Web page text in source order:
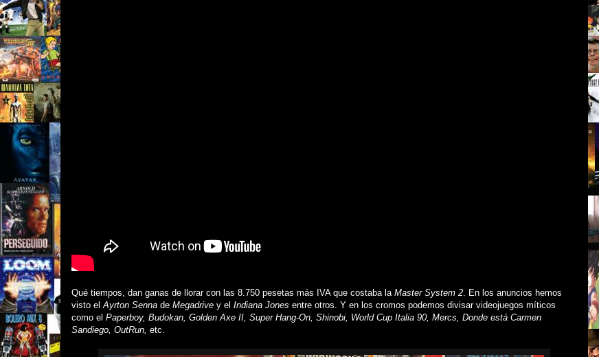
Qué tiempos, dan ganas de llorar con las 8.750 pesetas más IVA que costaba la Master System 2 . En los anuncios hemos
visto el Ayrton Senna de Megadrive y el Indiana Jones entre otros. Y en los cromos podemos divisar videojuegos míticos
como el Paperboy, Budokan, Golden Axe II, Super Hang-On, Shinobi, World Cup Italia 90, Mercs, Donde está Carmen
Sandiego, OutRun, etc.